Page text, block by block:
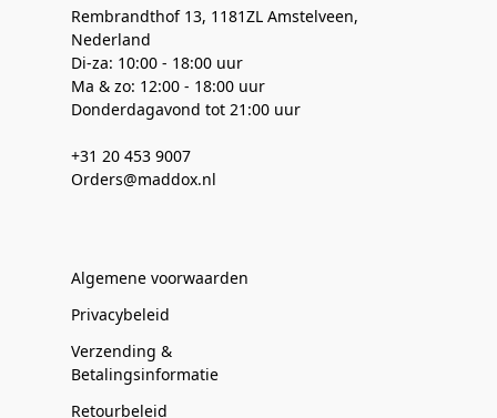
Rembrandthof 13, 1181ZL Amstelveen,
Nederland
Di-za: 10:00 - 18:00 uur
Ma & zo: 12:00 - 18:00 uur
Donderdagavond tot 21:00 uur
+31 20 453 9007
Orders@maddox.nl
Algemene voorwaarden
Privacybeleid
Verzending &
Betalingsinformatie
Retourbeleid